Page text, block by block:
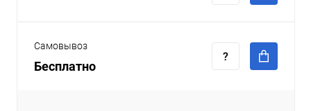
Самовывоз
Бесплатно